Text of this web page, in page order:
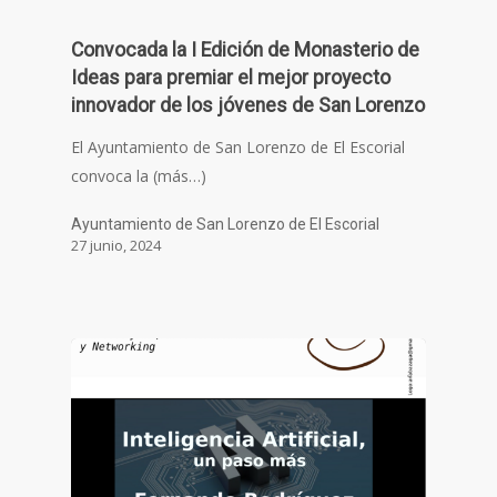
Convocada la I Edición de Monasterio de
Ideas para premiar el mejor proyecto
innovador de los jóvenes de San Lorenzo
El Ayuntamiento de San Lorenzo de El Escorial
convoca la (más…)
Ayuntamiento de San Lorenzo de El Escorial
27 junio, 2024